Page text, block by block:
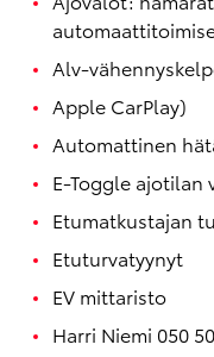
Alv-
Apple CarPlay)
Automattinen
E-Toggle ajotilan
Etumatkustajan
Etuturvatyynyt
EV mittaristo
Harri Niemi 050